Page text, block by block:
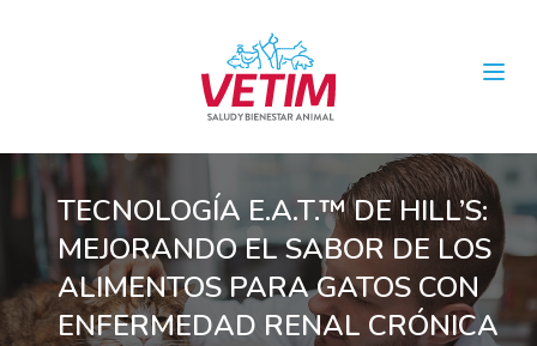
TECNOLOGÍA E.A.T.™ DE HILL’S:
MEJORANDO EL SABOR DE LOS
ALIMENTOS PARA GATOS CON
ENFERMEDAD RENAL CRÓNICA